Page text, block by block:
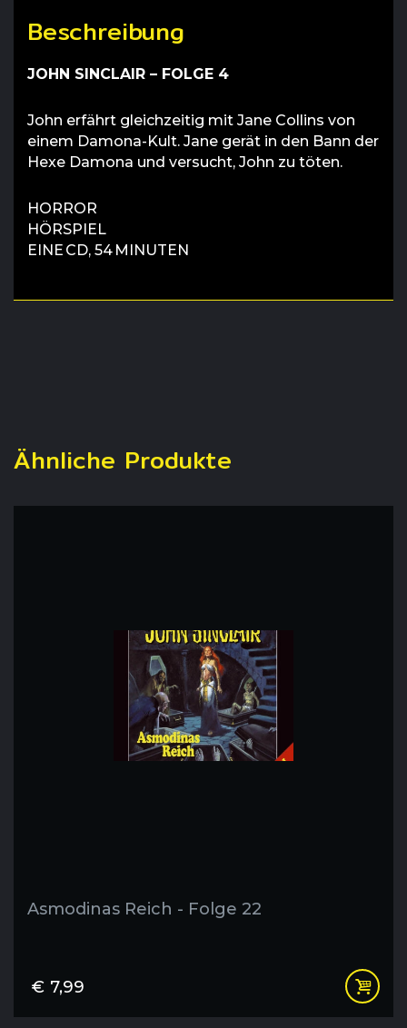
Beschreibung
JOHN SINCLAIR – FOLGE 4
John erfährt gleichzeitig mit Jane Collins von
einem Damona-Kult. Jane gerät in den Bann der
Hexe Damona und versucht, John zu töten.
HORROR
HÖRSPIEL
EINE CD, 54 MINUTEN
Ähnliche Produkte
Asmodinas Reich - Folge 22
€ 7,99